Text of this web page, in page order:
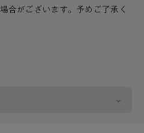
合がございます。予めご了承く